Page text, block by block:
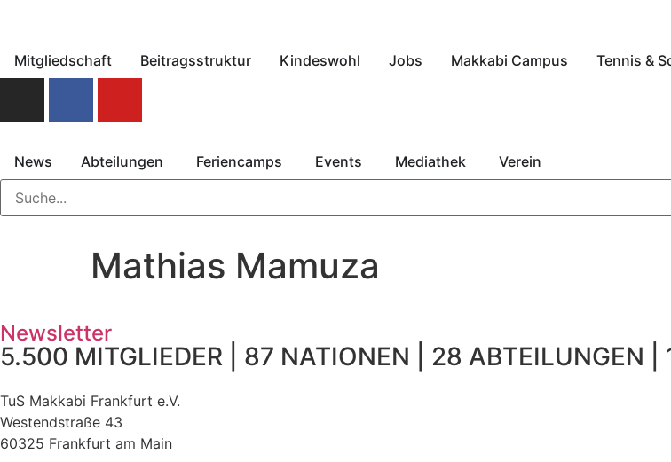
Mitgliedschaft Beitragsstruktur Kindeswohl Jobs Makkabi Campus Tennis &
News Abteilungen Feriencamps Events Mediathek Verein
Mathias Mamuza
Newsletter
5.500 MITGLIEDER | 87 NATIONEN | 28 ABTEILUNGEN |
TuS Makkabi Frankfurt e.V.
Westendstraße 43
60325 Frankfurt am Main